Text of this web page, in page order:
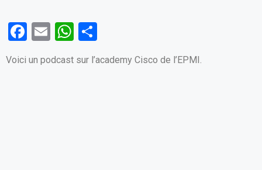
F
ce
E
m
ail
W
at
ar
ta
Voici un podcast sur l’academy Cisco de l’EPMI.